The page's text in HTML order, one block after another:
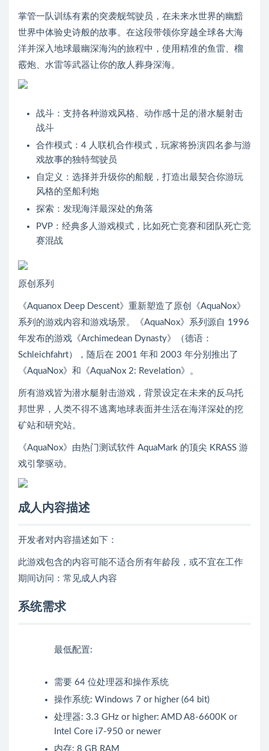
掌管一队训练有素的突袭舰驾驶员，在未来水世界的幽黯
世界中体验史诗般的故事。在这段带领你穿越全球各大海
洋并深入地球最幽深海沟的旅程中，使用精准的鱼雷、榴
霰炮、水雷等武器让你的敌人葬身深海。
战斗：支持各种游戏风格、动作感十足的潜水艇射击
战斗
合作模式：4 人联机合作模式，玩家将扮演四名参与游
戏故事的独特驾驶员
自定义：选择并升级你的船舰，打造出最契合你游玩
风格的坚船利炮
探索：发现海洋最深处的角落
PVP：经典多人游戏模式，比如死亡竞赛和团队死亡竞
赛混战
原创系列
《Aquanox Deep Descent》重新塑造了原创《AquaNox》
系列的游戏内容和游戏场景。《AquaNox》系列源自 1996
年发布的游戏《Archimedean Dynasty》（德语：
Schleichfahrt），随后在 2001 年和 2003 年分别推出了
《AquaNox》和《AquaNox 2: Revelation》。
所有游戏皆为潜水艇射击游戏，背景设定在未来的反乌托
邦世界，人类不得不逃离地球表面并生活在海洋深处的挖
矿站和研究站。
《AquaNox》由热门测试软件 AquaMark 的顶尖 KRASS 游
戏引擎驱动。
成人内容描述
开发者对内容描述如下：
此游戏包含的内容可能不适合所有年龄段，或不宜在工作
期间访问：常见成人内容
系统需求
最低配置:
需要 64 位处理器和操作系统
操作系统: Windows 7 or higher (64 bit)
处理器: 3.3 GHz or higher: AMD A8-6600K or
Intel Core i7-950 or newer
内存: 8 GB RAM